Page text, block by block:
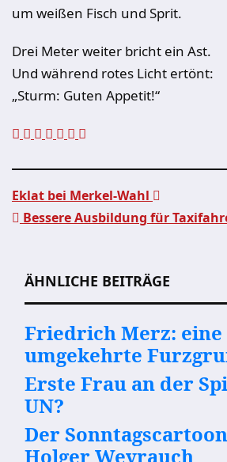
um weißen Fisch und Sprit.
Drei Meter weiter bricht ein Ast.
Und während rotes Licht ertönt:
„Sturm: Guten Appetit!“
Eklat bei Merkel-Wahl
Bessere Ausbildung für
ÄHNLICHE BEITRÄGE
Friedrich Merz: eine
umgekehrte
Erste Frau an der
UN?
Der
Holger Weyrauch